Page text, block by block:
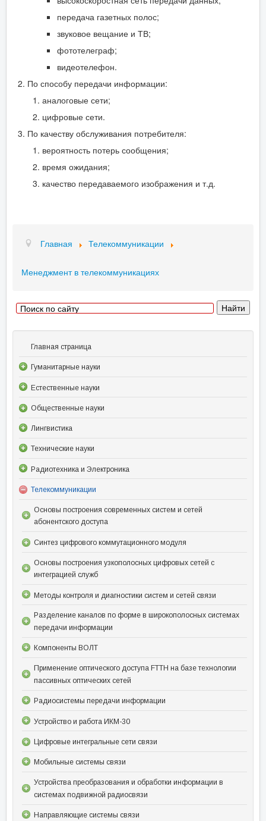
передача газетных полос;
звуковое вещание и ТВ;
фототелеграф;
видеотелефон.
По способу передачи информации:
аналоговые сети;
цифровые сети.
По качеству обслуживания потребителя:
вероятность потерь сообщения;
время ожидания;
качество передаваемого изображения и т.д.
Главная Телекоммуникации
Менеджмент в телекоммуникациях
Главная страница
Гуманитарные науки
Естественные науки
Общественные науки
Лингвистика
Технические науки
Радиотехника и Электроника
Телекоммуникации
Основы построения современных систем и сетей
абонентского доступа
Синтез цифрового коммутационного модуля
Основы построения узкополосных цифровых сетей с
интеграцией служб
Методы контроля и диагностики систем и сетей связи
Разделение каналов по форме в широкополосных системах
передачи информации
Компоненты ВОЛТ
Применение оптического доступа FTTH на базе технологии
пассивных оптических сетей
Радиосистемы передачи информации
Устройство и работа ИКМ-30
Цифровые интегральные сети связи
Мобильные системы связи
Устройства преобразования и обработки информации в
системах подвижной радиосвязи
Направляющие системы связи